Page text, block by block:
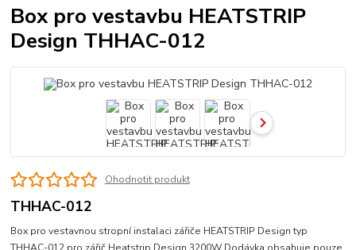
Box pro vestavbu HEATSTRIP
Design THHAC-012
Ohodnotit produkt
THHAC-012
Box pro vestavnou stropní instalaci zářiče HEATSTRIP Design typ